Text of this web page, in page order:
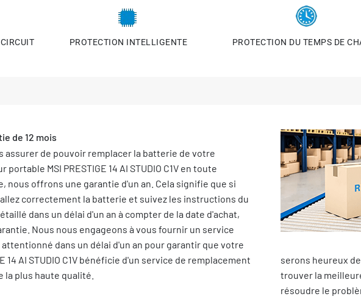
PROTECTION INTELLIGENTE PROTECTION DU TEMPS DE
de 12 mois
assurer de pouvoir remplacer la batterie de votre
portable MSI PRESTIGE 14 AI STUDIO C1V en toute
nous offrons une garantie d'un an. Cela signifie que si
correctement la batterie et suivez les instructions du
dans un délai d'un an à compter de la date d'achat,
Nous nous engageons à vous fournir un service
dans un délai d'un an pour garantir que votre
14 AI STUDIO C1V bénéficie d'un service de remplacement
plus haute qualité.
serons heureux
trouver la
résoudre le